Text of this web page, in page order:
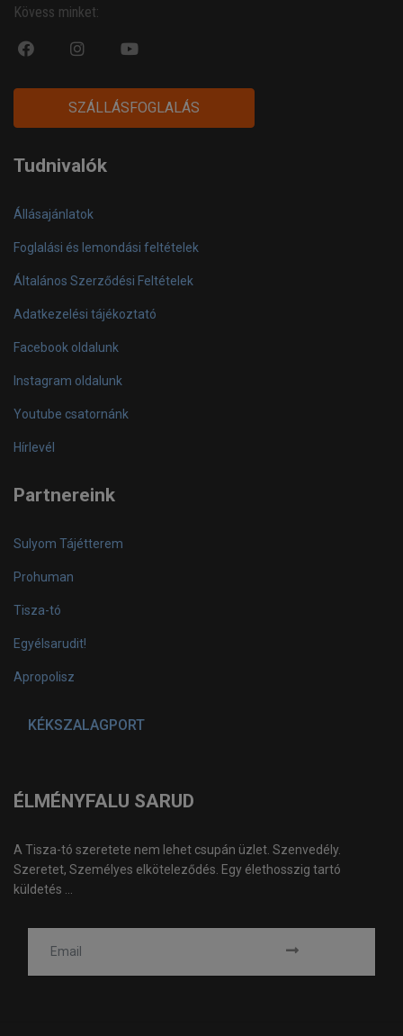
Kövess minket:
fa
facebook-
official
instagram
fa
youtube-
play
SZÁLLÁSFOGLALÁS
Tudnivalók
Állásajánlatok
Foglalási és lemondási feltételek
Általános Szerződési Feltételek
Adatkezelési tájékoztató
Facebook oldalunk
Instagram oldalunk
Youtube csatornánk
Hírlevél
Partnereink
Sulyom Tájétterem
Prohuman
Tisza-tó
Egyélsarudit!
Apropolisz
KÉKSZALAGPORT
ÉLMÉNYFALU SARUD
A Tisza-tó szeretete nem lehet csupán üzlet. Szenvedély.
Szeretet, Személyes elköteleződés. Egy élethosszig tartó
küldetés ...